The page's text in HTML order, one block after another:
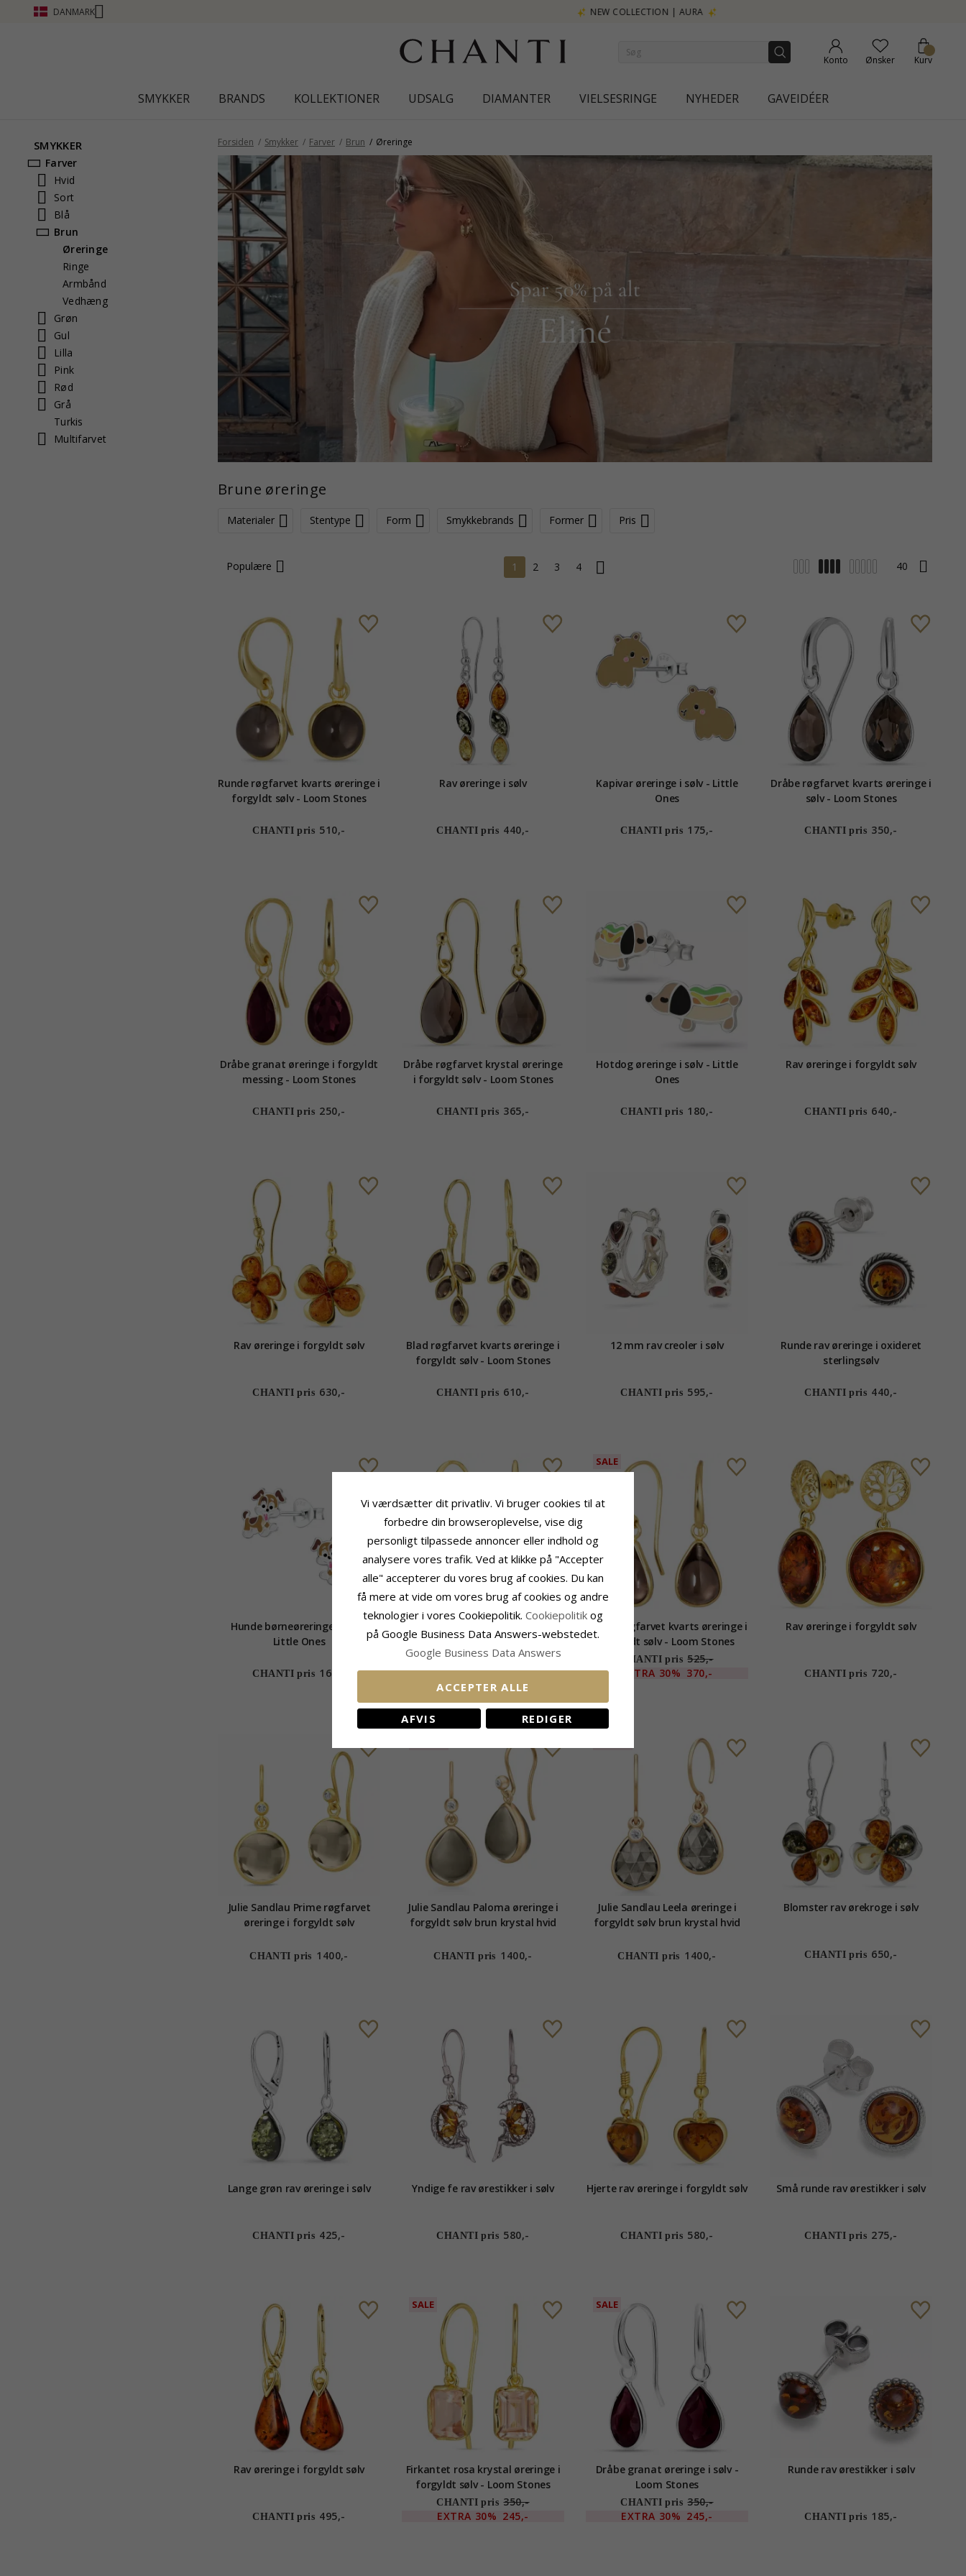
DANMARK
Konto Ønsker Kurv
SMYKKER BRANDS KOLLEKTIONER UDSALG DIAMANTER VIELSESRINGE NYHEDER GAVEIDÉER
SMYKKER
Farver
Hvid
Sort
Blå
Brun
Øreringe
Ringe
Armbånd
Vedhæng
Grøn
Gul
Lilla
Pink
Rød
Grå
Turkis
Multifarvet
Forsiden Smykker Farver Brun Øreringe
Brune øreringe
Materialer Stentype Form Smykkebrands Former Pris
Populære 1 2 3 4
Runde røgfarvet kvarts øreringe i
forgyldt sølv - Loom Stones
CHANTI pris 510,-
Rav øreringe i sølv
CHANTI pris 440,-
Kapivar øreringe i sølv - Little
Ones
CHANTI pris 175,-
Dråbe røgfarvet kvarts øreringe i
sølv - Loom Stones
CHANTI pris 350,-
Dråbe granat øreringe i forgyldt
messing - Loom Stones
CHANTI pris 250,-
Dråbe røgfarvet krystal øreringe
i forgyldt sølv - Loom Stones
CHANTI pris 365,-
Hotdog øreringe i sølv - Little
Ones
CHANTI pris 180,-
Rav øreringe i forgyldt sølv
CHANTI pris 640,-
Rav øreringe i forgyldt sølv
CHANTI pris 630,-
Blad røgfarvet kvarts øreringe i
forgyldt sølv - Loom Stones
CHANTI pris 610,-
12 mm rav creoler i sølv
CHANTI pris 595,-
Runde rav øreringe i oxideret
sterlingsølv
CHANTI pris 440,-
Hunde børneøreringe i sølv -
Little Ones
CHANTI pris 165,-
Røgfarvet kvarts øreringe i
forgyldt sølv
CHANTI pris 505,-
SALE
Dråbe røgfarvet kvarts øreringe i
forgyldt sølv - Loom Stones
CHANTI pris 525,-
EXTRA 30% 370,-
Rav øreringe i forgyldt sølv
CHANTI pris 720,-
Julie Sandlau Prime røgfarvet
øreringe i forgyldt sølv
CHANTI pris 1400,-
Julie Sandlau Paloma øreringe i
forgyldt sølv brun krystal hvid
CHANTI pris 1400,-
Julie Sandlau Leela øreringe i
forgyldt sølv brun krystal hvid
CHANTI pris 1400,-
Blomster rav ørekroge i sølv
CHANTI pris 650,-
Lange grøn rav øreringe i sølv
CHANTI pris 425,-
Yndige fe rav ørestikker i sølv
CHANTI pris 580,-
Hjerte rav øreringe i forgyldt sølv
CHANTI pris 580,-
Små runde rav ørestikker i sølv
CHANTI pris 275,-
Rav øreringe i forgyldt sølv
CHANTI pris 495,-
SALE
Firkantet rosa krystal øreringe i
forgyldt sølv - Loom Stones
CHANTI pris 350,-
EXTRA 30% 245,-
SALE
Dråbe granat øreringe i sølv -
Loom Stones
CHANTI pris 350,-
EXTRA 30% 245,-
Runde rav ørestikker i sølv
CHANTI pris 185,-
Vi værdsætter dit privatliv. Vi bruger cookies til at
forbedre din browseroplevelse, vise dig
personligt tilpassede annoncer eller indhold og
analysere vores trafik. Ved at klikke på "Accepter
alle" accepterer du vores brug af cookies. Du kan
få mere at vide om vores brug af cookies og andre
teknologier i vores Cookiepolitik. Cookiepolitik og
på Google Business Data Answers-webstedet.
Google Business Data Answers
ACCEPTER ALLE
AFVIS REDIGER